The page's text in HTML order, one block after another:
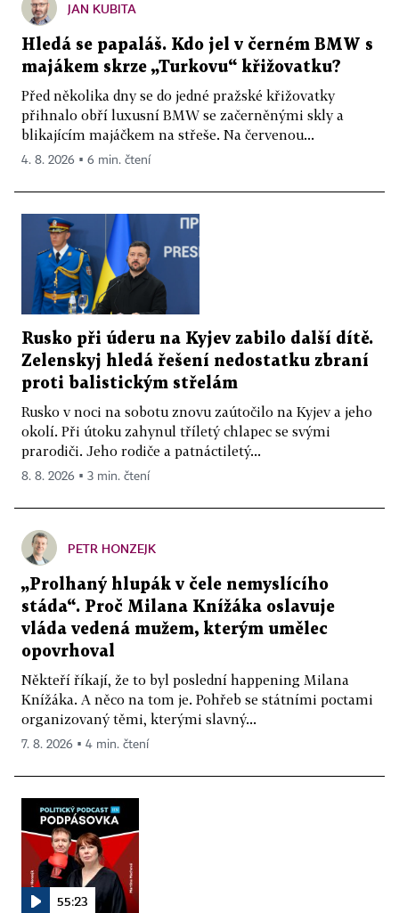
JAN KUBITA
Hledá se papaláš. Kdo jel v černém BMW s
majákem skrze „Turkovu“ křižovatku?
Před několika dny se do jedné pražské křižovatky
přihnalo obří luxusní BMW se začerněnými skly a
blikajícím majáčkem na střeše. Na červenou...
4. 8. 2026 ▪ 6 min. čtení
Rusko při úderu na Kyjev zabilo další dítě.
Zelenskyj hledá řešení nedostatku zbraní
proti balistickým střelám
Rusko v noci na sobotu znovu zaútočilo na Kyjev a jeho
okolí. Při útoku zahynul tříletý chlapec se svými
prarodiči. Jeho rodiče a patnáctiletý...
8. 8. 2026 ▪ 3 min. čtení
PETR HONZEJK
„Prolhaný hlupák v čele nemyslícího
stáda“. Proč Milana Knížáka oslavuje
vláda vedená mužem, kterým umělec
opovrhoval
Někteří říkají, že to byl poslední happening Milana
Knížáka. A něco na tom je. Pohřeb se státními poctami
organizovaný těmi, kterými slavný...
7. 8. 2026 ▪ 4 min. čtení
55:23